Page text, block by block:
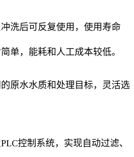
洗后可反复使用，使用寿命
单，能耗和人工成本较低。
原水水质和处理目标，灵活选
控制系统，实现自动过滤、